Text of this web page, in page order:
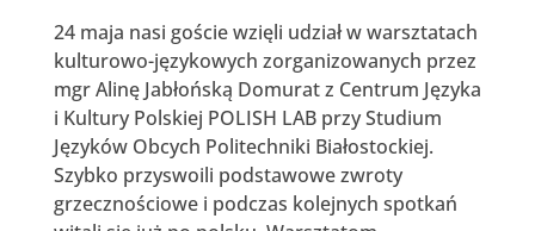
24 maja nasi goście wzięli udział w warsztatach
kulturowo-językowych zorganizowanych przez
mgr Alinę Jabłońską Domurat z Centrum Języka
i Kultury Polskiej POLISH LAB przy Studium
Języków Obcych Politechniki Białostockiej.
Szybko przyswoili podstawowe zwroty
grzecznościowe i podczas kolejnych spotkań